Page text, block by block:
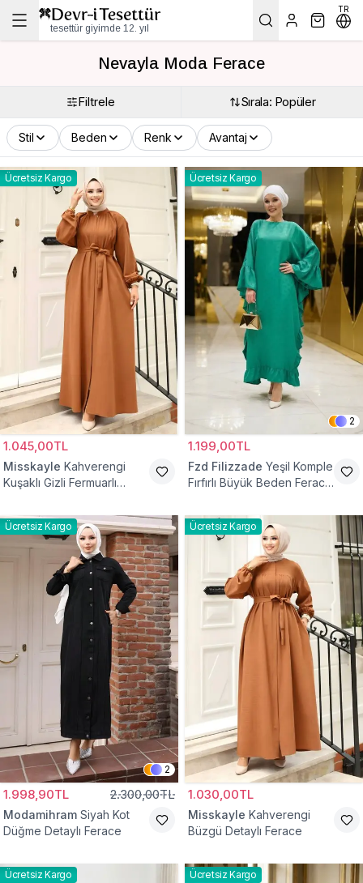
tesettür giyimde 12. yıl
TR
Nevayla Moda Ferace
Filtrele Sırala: Popüler
Stil Beden Renk Avantaj
Ücretsiz Kargo
1.045,00TL
Misskayle Kahverengi
Kuşaklı Gizli Fermuarlı
Ücretsiz Kargo
2
1.199,00TL
Fzd Filizzade Yeşil Komple
Fırfırlı Büyük Beden Ferace
Ücretsiz Kargo
2
1.998,90TL 2.300,00TL
Modamihram Siyah Kot
Düğme Detaylı Ferace
Ücretsiz Kargo
1.030,00TL
Misskayle Kahverengi
Büzgü Detaylı Ferace
Ücretsiz Kargo Ücretsiz Kargo